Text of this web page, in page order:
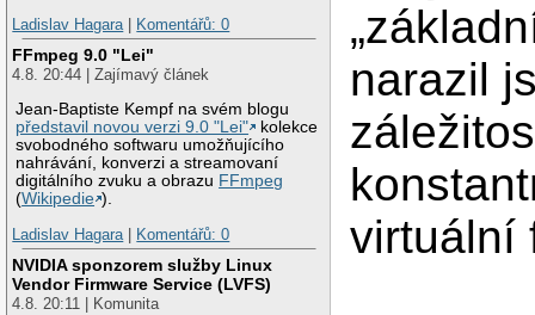
Ladislav Hagara
Komentářů: 0
FFmpeg 9.0 "Lei"
4.8. 20:44 | Zajímavý článek
Jean-Baptiste Kempf na svém blogu
představil novou verzi 9.0 "Lei"
kolekce
svobodného softwaru umožňujícího
nahrávání, konverzi a streamovaní
digitálního zvuku a obrazu FFmpeg
(Wikipedie ).
Ladislav Hagara
Komentářů: 0
NVIDIA sponzorem služby Linux
Vendor Firmware Service (LVFS)
4.8. 20:11 | Komunita
narazil
virtuální